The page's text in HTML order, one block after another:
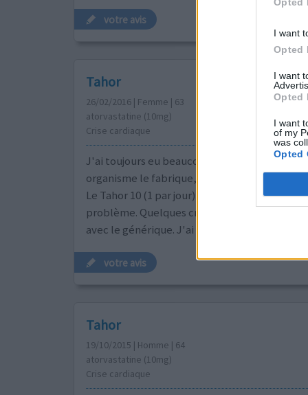
I want
Opted
I want
Opted
I want
of my
was
Opted
votre avis
Tahor
26/02/2016 | Femme | 63
atorvastatine (10mg)
Crise cardiaque
J'ai toujours eu beaucoup de cholestérol car
organisme le fabrique, même en ne
Le Tahor 10 (1 par jour) a complètement
problème. Quelques crampes mais qui sont
avec le générique. J'ai grossi mais je ne peux
votre avis
Tahor
19/10/2015 | Homme | 64
atorvastatine (10mg)
Crise cardiaque